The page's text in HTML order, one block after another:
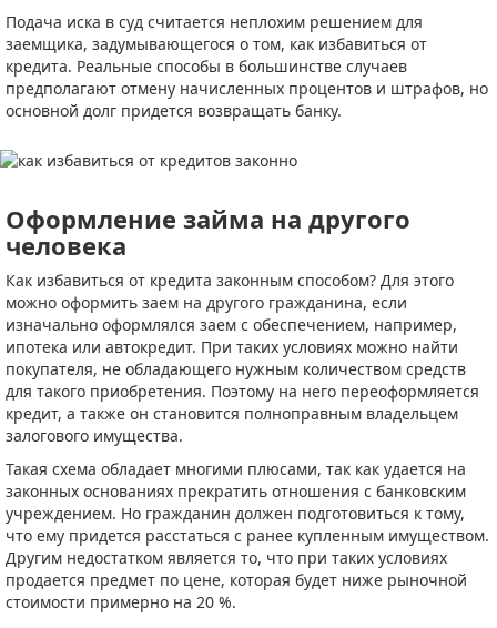
Подача иска в суд считается неплохим решением для
заемщика, задумывающегося о том, как избавиться от
кредита. Реальные способы в большинстве случаев
предполагают отмену начисленных процентов и штрафов, но
основной долг придется возвращать банку.
Оформление займа на другого
человека
Как избавиться от кредита законным способом? Для этого
можно оформить заем на другого гражданина, если
изначально оформлялся заем с обеспечением, например,
ипотека или автокредит. При таких условиях можно найти
покупателя, не обладающего нужным количеством средств
для такого приобретения. Поэтому на него переоформляется
кредит, а также он становится полноправным владельцем
залогового имущества.
Такая схема обладает многими плюсами, так как удается на
законных основаниях прекратить отношения с банковским
учреждением. Но гражданин должен подготовиться к тому,
что ему придется расстаться с ранее купленным имуществом.
Другим недостатком является то, что при таких условиях
продается предмет по цене, которая будет ниже рыночной
стоимости примерно на 20 %.